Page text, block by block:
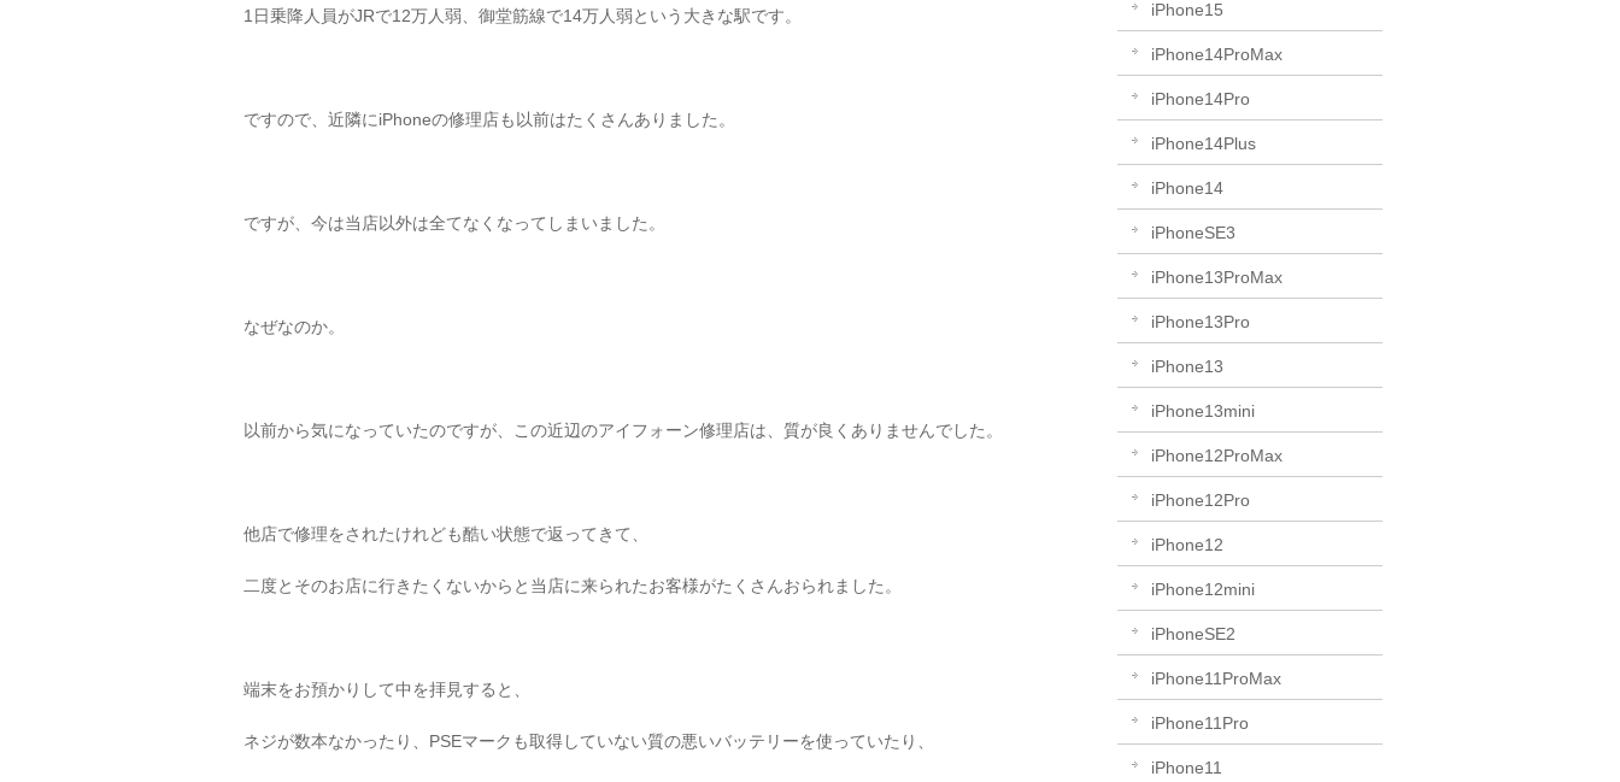
1日乗降人員がJRで12万人弱、御堂筋線で14万人弱という大きな駅です。
ですので、近隣にiPhoneの修理店も以前はたくさんありました。
ですが、今は当店以外は全てなくなってしまいました。
なぜなのか。
以前から気になっていたのですが、この近辺のアイフォーン修理店は、質が良くありませんでした。
他店で修理をされたけれども酷い状態で返ってきて、
二度とそのお店に行きたくないからと当店に来られたお客様がたくさんおられました。
端末をお預かりして中を拝見すると、
ネジが数本なかったり、PSEマークも取得していない質の悪いバッテリーを使っていたり、
iPhone15
iPhone14ProMax
iPhone14Pro
iPhone14Plus
iPhone14
iPhoneSE3
iPhone13ProMax
iPhone13Pro
iPhone13
iPhone13mini
iPhone12ProMax
iPhone12Pro
iPhone12
iPhone12mini
iPhoneSE2
iPhone11ProMax
iPhone11Pro
iPhone11